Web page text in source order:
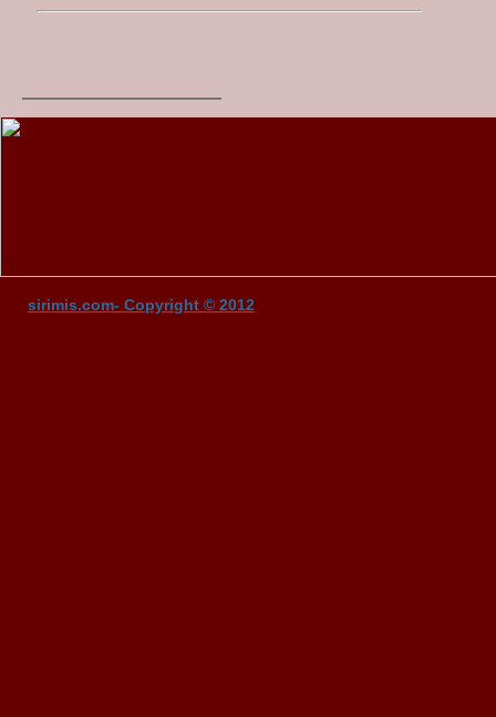
sirimis.com- Copyright © 2012